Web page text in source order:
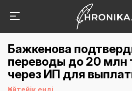
Бажкенова
переводы до 20 млн
через ИП для